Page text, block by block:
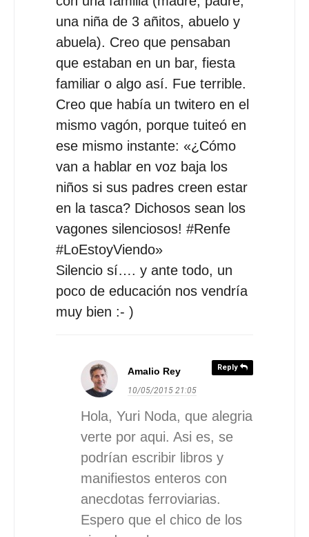
una niña de 3 añitos, abuelo y
abuela). Creo que pensaban
que estaban en un bar, fiesta
familiar o algo así. Fue terrible.
Creo que había un twitero en el
mismo vagón, porque tuiteó ‏en
ese mismo instante: «¿Cómo
van a hablar en voz baja los
niños si sus padres creen estar
en la tasca? Dichosos sean los
vagones silenciosos! #Renfe
#LoEstoyViendo»
Silencio sí…. y ante todo, un
poco de educación nos vendría
muy bien :- )
Reply
Amalio Rey
10/05/2015 21:05
Hola, Yuri Noda, que alegria
verte por aqui. Asi es, se
podrían escribir libros y
manifiestos enteros con
anecdotas ferroviarias.
Espero que el chico de los